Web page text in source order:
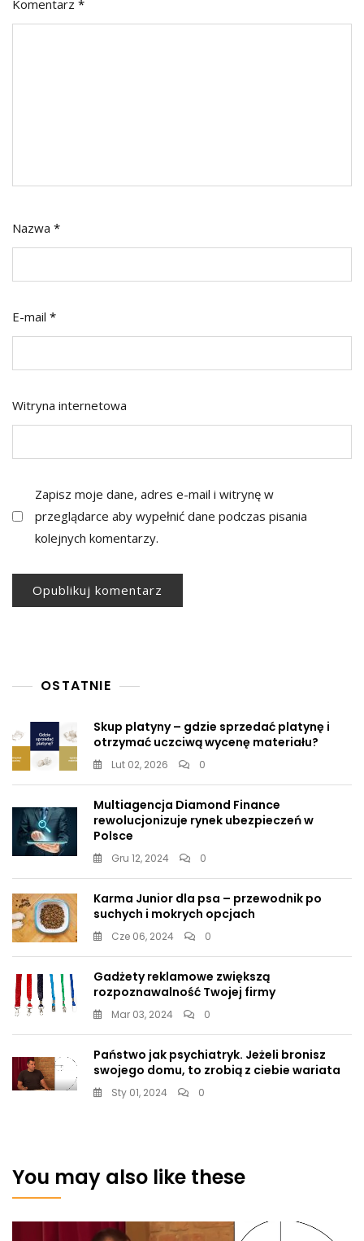
Komentarz *
Nazwa *
E-mail *
Witryna internetowa
Zapisz moje dane, adres e-mail i witrynę w
przeglądarce aby wypełnić dane podczas pisania
kolejnych komentarzy.
OSTATNIE
Skup platyny – gdzie sprzedać platynę i
otrzymać uczciwą wycenę materiału?
Lut 02, 2026 0
Multiagencja Diamond Finance
rewolucjonizuje rynek ubezpieczeń w
Polsce
Gru 12, 2024 0
Karma Junior dla psa – przewodnik po
suchych i mokrych opcjach
Cze 06, 2024 0
Gadżety reklamowe zwiększą
rozpoznawalność Twojej firmy
Mar 03, 2024 0
Państwo jak psychiatryk. Jeżeli bronisz
swojego domu, to zrobią z ciebie wariata
Sty 01, 2024 0
You may also like these